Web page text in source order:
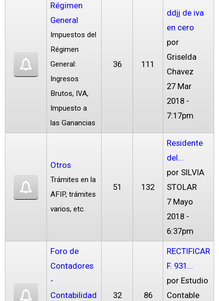
Régimen
General
Impuestos del
Régimen
General:
Ingresos
Brutos, IVA,
Impuesto a
las Ganancias
36 111
ddjj de iva
en cero
por
Griselda
Chavez
27 Mar
2018 -
7:17pm
Otros
Trámites en la
AFIP, trámites
varios, etc.
51 132
Residente
del...
por SILVIA
STOLAR
7 Mayo
2018 -
6:37pm
Foro de
Contadores
-
Contabilidad
32 86
RECTIFICAR
F. 931...
por Estudio
Contable